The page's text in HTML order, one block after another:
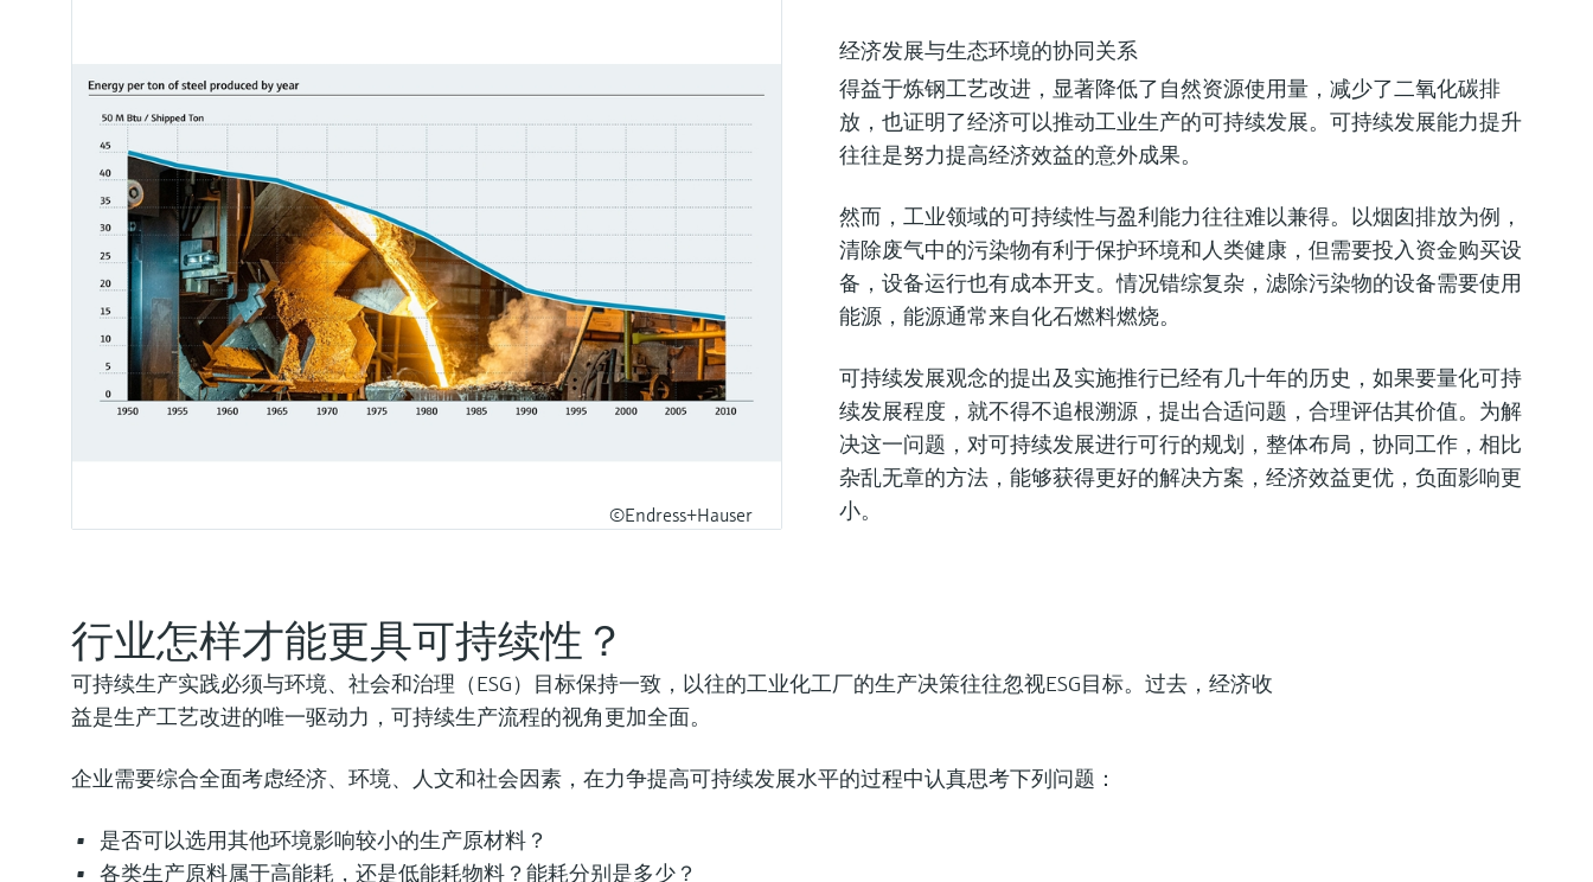
©Endress+Hauser
经济发展与生态环境的协同关系
得益于炼钢工艺改进，显著降低了自然资源使用量，减少了二氧化碳排
放，也证明了经济可以推动工业生产的可持续发展。 可持续发展能力提升
往往是努力提高经济效益的意外成果。
然而，工业领域的可持续性与盈利能力往往难以兼得。以烟囱排放为例，
清除废气中的污染物有利于保护环境和人类健康，但需要投入资金购买设
备，设备运行也有成本开支。情况错综复杂，滤除污染物的设备需要使用
能源，能源通常来自化石燃料燃烧。
可持续发展观念的提出及实施推行已经有几十年的历史，如果要量化可持
续发展程度，就不得不追根溯源，提出合适问题，合理评估其价值。为解
决这一问题， 对可持续发展进行可行的规划，整体布局，协同工作， 相比
杂乱无章的方法，能够获得更好的解决方案，经济效益更优，负面影响更
小。
行业怎样才能更具可持续性？
可持续生产实践必须与环境、社会和治理（ESG）目标保持一致，以往的工业化工厂的生产决策往往忽视ESG目标。过去，经济收
益是生产工艺改进的唯一驱动力，可持续生产流程的视角更加全面。
企业需要综合全面考虑经济、环境、人文和社会因素，在力争提高可持续发展水平的过程中认真思考下列问题：
是否可以选用其他环境影响较小的生产原材料？
各类生产原料属于高能耗，还是低能耗物料？能耗分别是多少？